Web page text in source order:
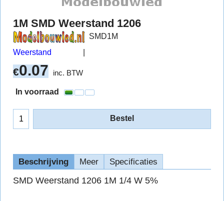
1M SMD Weerstand 1206
Weerstand
SMD1M
€0.07 inc. BTW
In voorraad
Bestel
Beschrijving Meer Specificaties
SMD Weerstand 1206 1M 1/4 W 5%